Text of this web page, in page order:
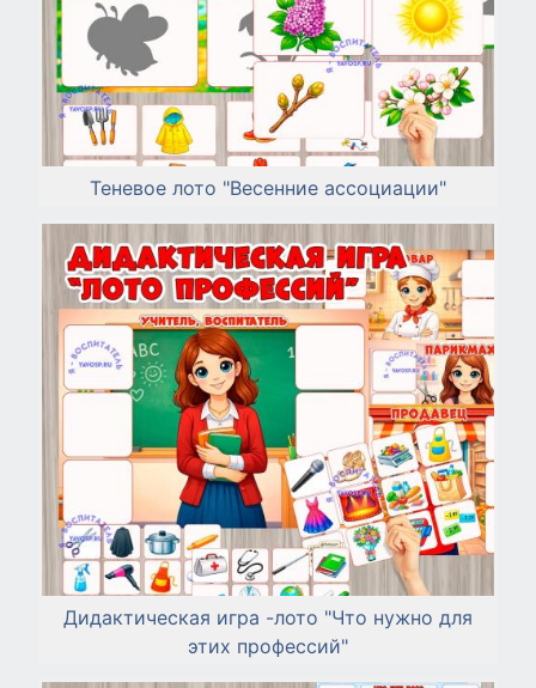
Теневое лото "Весенние ассоциации"
Дидактическая игра -лото "Что нужно для
этих профессий"